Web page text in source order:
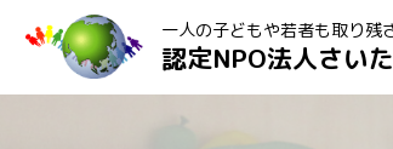
一人の子どもや若者も取り残
認定NPO法人さい